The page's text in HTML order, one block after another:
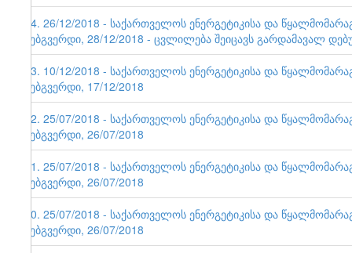
94. 26/12/2018 - საქართველოს ენერგეტიკისა და
ვებგვერდი, 28/12/2018 - ცვლილება შეიცავს გარდამავალ
93. 10/12/2018 - საქართველოს ენერგეტიკისა და
ვებგვერდი, 17/12/2018
92. 25/07/2018 - საქართველოს ენერგეტიკისა და
ვებგვერდი, 26/07/2018
91. 25/07/2018 - საქართველოს ენერგეტიკისა და
ვებგვერდი, 26/07/2018
90. 25/07/2018 - საქართველოს ენერგეტიკისა და
ვებგვერდი, 26/07/2018